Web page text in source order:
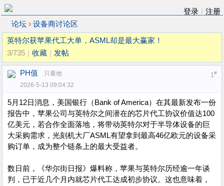
登录
注册
论坛 › 设备商讨论区
英特尔获苹果代工大单，ASML却是最大赢家！
3/735
收藏 发帖
1#
PH值
只看他
2026-5-13 09:04:32
5月12日消息，美国银行（Bank of America）在其最新发布一份
报告中，苹果公司与英特尔之间潜在的芯片代工协议价值达100
亿美元，若合作全面落地，将带动英特尔对于半导体设备的巨
大采购需求，光刻机大厂ASML有望拿到最高46亿欧元的设备采
购订单，成为整个链条上的最大受益者。
数日前，《华尔街日报》爆料称，苹果与英特尔历经逾一年谈
判，已于近几个月内就芯片代工达成初步协议。这也意味着，